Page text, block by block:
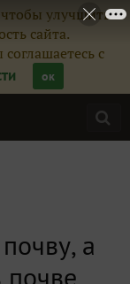
улучшить
сайта.
с
ок
а
почве